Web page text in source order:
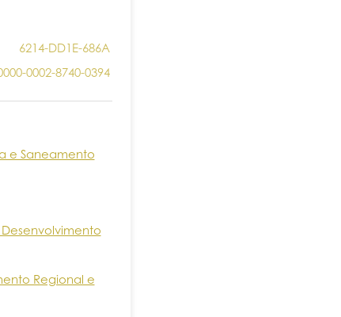
6214-DD1E-686A
0002-8740-0394
e Saneamento
Regional e